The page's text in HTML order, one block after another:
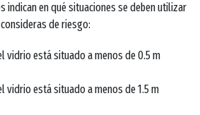
indican en qué situaciones se deben utilizar
de riesgo:
vidrio está situado a menos de 0.5 m
vidrio está situado a menos de 1.5 m